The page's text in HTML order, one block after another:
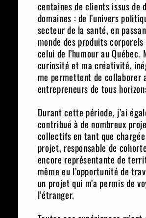
centaines de clients issus de
domaines : de l’univers
secteur de la santé, en
monde des produits
celui de l’humour au Québec.
curiosité et ma créativité,
me permettent de collaborer
entrepreneurs de tous
Durant cette période, j’ai
contribué à de nombreux
collectifs en tant que
projet, responsable de
encore représentante de
même eu l’opportunité de
un projet qui m’a permis de
l’étranger.